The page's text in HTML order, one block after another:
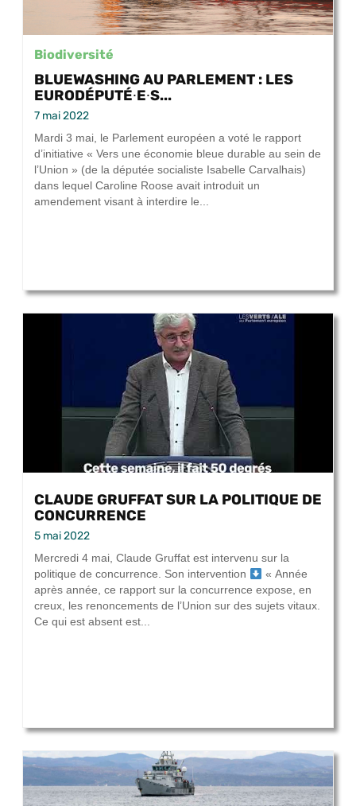
Biodiversité
BLUEWASHING AU PARLEMENT : LES
EURODÉPUTÉ⸱E⸱S...
7 mai 2022
Mardi 3 mai, le Parlement européen a voté le rapport
d’initiative « Vers une économie bleue durable au sein de
l’Union » (de la députée socialiste Isabelle Carvalhais)
dans lequel Caroline Roose avait introduit un
amendement visant à interdire le...
CLAUDE GRUFFAT SUR LA POLITIQUE DE
CONCURRENCE
5 mai 2022
Mercredi 4 mai, Claude Gruffat est intervenu sur la
politique de concurrence. Son intervention
« Année
après année, ce rapport sur la concurrence expose, en
creux, les renoncements de l’Union sur des sujets vitaux.
Ce qui est absent est...